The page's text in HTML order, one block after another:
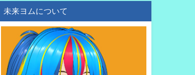
未来ヨムについて